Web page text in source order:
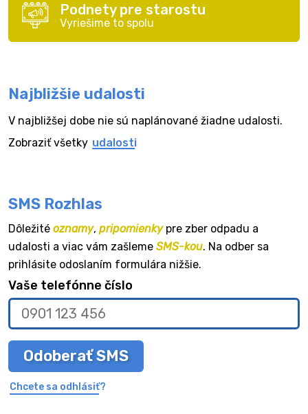
Podnety pre starostu
Vyriešime to spolu
Najbližšie udalosti
V najbližšej dobe nie sú naplánované žiadne udalosti.
Zobraziť všetky udalosti
SMS Rozhlas
Dôležité oznamy, pripomienkypre zber odpadu a
udalosti a viac vám zašleme SMS-kou. Na odber sa
prihlásite odoslaním formulára nižšie.
Vaše telefónne číslo
Odoberať SMS
Chcete sa odhlásiť?